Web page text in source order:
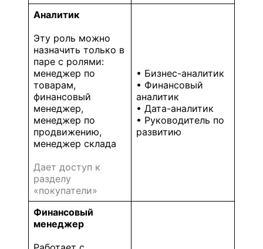
Аналитик
Эту роль можно
назначить только в
паре с ролями:
менеджер по
товарам,
финансовый
менеджер,
менеджер по
продвижению,
менеджер склада
Дает доступ к
разделу
«покупатели»
• Бизнес-аналитик
• Финансовый
аналитик
• Дата-аналитик
• Руководитель по
развитию
Финансовый
менеджер